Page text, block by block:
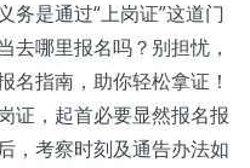
务是通过“上岗证”这道门
去哪里报名吗？别担忧，
名指南，助你轻松拿证！
证，起首必要显然报名报
，考察时刻及通告办法如